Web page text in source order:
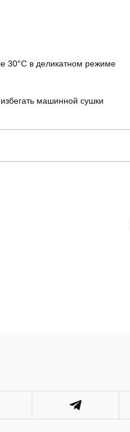
30°C в деликатном режиме
машинной сушки